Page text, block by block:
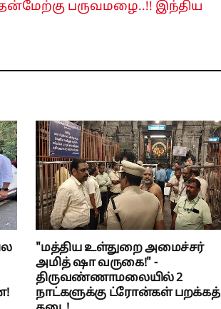
பருவமழை..!! இந்திய
"மத்திய உள்துறை அமைச்சர்
அமித் ஷா வருகை!" -
திருவண்ணாமலையில் 2
நாட்களுக்கு ட்ரோன்கள் பறக்கத்